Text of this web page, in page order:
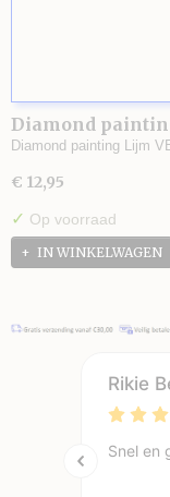
Diamond
Diamond painting Lijm
€ 12,95
✓ Op voorraad
IN WINKELWAGEN